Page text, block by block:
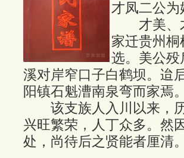
才凤二公为
才美、才
家迁贵州
选。美公殁
溪对岸窄口子白鹤坝。迨
阳镇石魁漕南泉弯而家焉
该支族人入川以来，历
兴旺繁荣，人丁众多。然
处，尚待后之贤能者厘清